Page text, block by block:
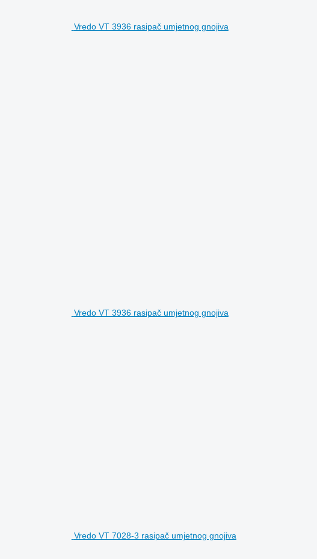
Vredo VT 3936 rasipač umjetnog gnojiva
Vredo VT 3936 rasipač umjetnog gnojiva
Vredo VT 7028-3 rasipač umjetnog gnojiva